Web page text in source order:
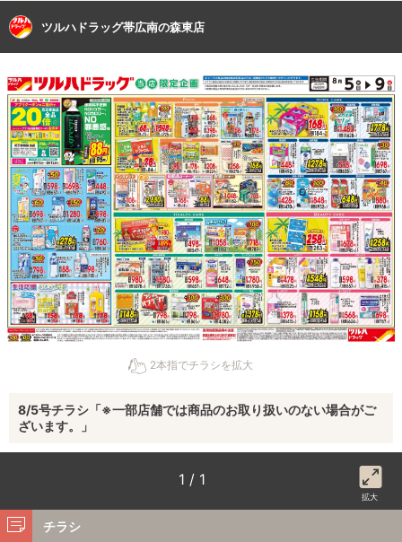
ツルハドラッグ帯広南の森東店
2本指でチラシを拡大
8/5号チラシ「※一部店舗では商品のお取り扱いのない場合がご
ざいます。」
1 / 1
拡大
チラシ